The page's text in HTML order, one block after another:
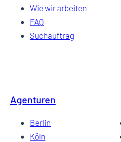
Wie wir arbeiten
FAQ
Suchauftrag
Agenturen
Berlin
Köln